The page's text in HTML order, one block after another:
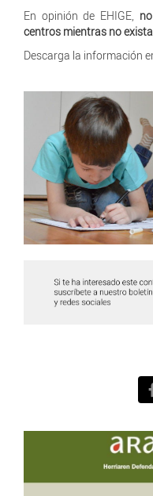
En opinión de EHIGE,
centros mientras no
Descarga la información